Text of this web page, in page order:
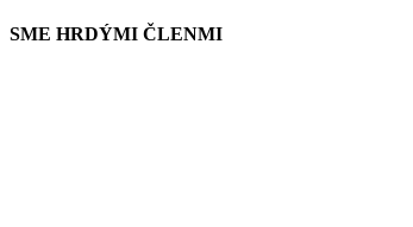
SME HRDÝMI ČLENMI